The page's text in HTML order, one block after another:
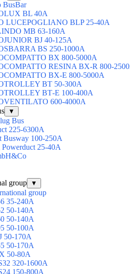
BusBar
BL 40А
LUCEPOGLIANO BLP 25-40А
MB 63-160А
BJ 40-125А
BS 250-1000А
BX 800-5000А
RESINA BX-R 800-
BX-Е 800-5000А
ВТ 50-300А
ВТ-Е 100-400А
600-4000А
▼
Bus
225-6300А
Busway 100-250А
25-40А
group
▼
group
35-240A
50-140A
50-140A
50-100А
50-170A
50-170A
50-80A
320-1600A
150-800A